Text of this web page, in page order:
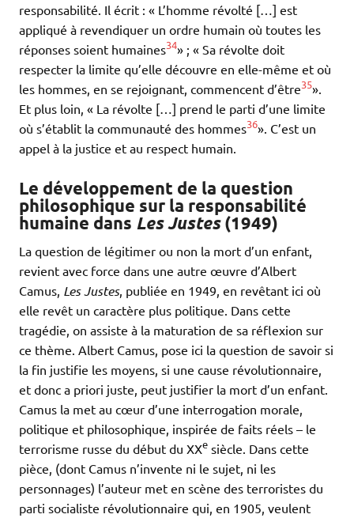
responsabilité. Il écrit : « L’homme révolté […] est
appliqué à revendiquer un ordre humain où toutes les
réponses soient humaines34» ; « Sa révolte doit
respecter la limite qu’elle découvre en elle-même et où
les hommes, en se rejoignant, commencent d’être35».
Et plus loin, « La révolte […] prend le parti d’une limite
où s’établit la communauté des hommes36». C’est un
appel à la justice et au respect humain.
Le développement de la question
philosophique sur la responsabilité
humaine dans Les Justes(1949)
La question de légitimer ou non la mort d’un enfant,
revient avec force dans une autre œuvre d’Albert
Camus, Les Justes, publiée en 1949, en revêtant ici où
elle revêt un caractère plus politique. Dans cette
tragédie, on assiste à la maturation de sa réflexion sur
ce thème. Albert Camus, pose ici la question de savoir si
la fin justifie les moyens, si une cause révolutionnaire,
et donc a priori juste, peut justifier la mort d’un enfant.
Camus la met au cœur d’une interrogation morale,
politique et philosophique, inspirée de faits réels – le
terrorisme russe du début du XXe siècle. Dans cette
pièce, (dont Camus n’invente ni le sujet, ni les
personnages) l’auteur met en scène des terroristes du
parti socialiste révolutionnaire qui, en 1905, veulent